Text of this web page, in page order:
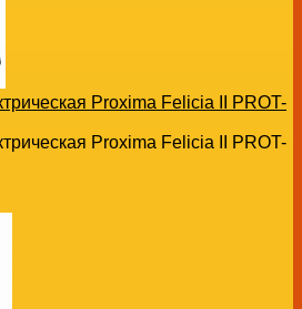
Proxima Felicia II PROT-
Proxima Felicia II PROT-